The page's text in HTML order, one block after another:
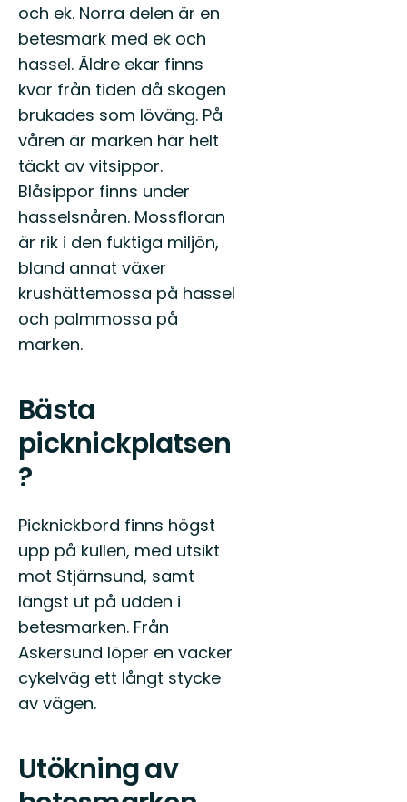
och ek. Norra delen är en
betesmark med ek och
hassel. Äldre ekar finns
kvar från tiden då skogen
brukades som löväng. På
våren är marken här helt
täckt av vitsippor.
Blåsippor finns under
hasselsnåren. Mossfloran
är rik i den fuktiga miljön,
bland annat växer
krushättemossa på hassel
och palmmossa på
marken.
Bästa
picknickplatsen
?
Picknickbord finns högst
upp på kullen, med utsikt
mot Stjärnsund, samt
längst ut på udden i
betesmarken. Från
Askersund löper en vacker
cykelväg ett långt stycke
av vägen.
Utökning av